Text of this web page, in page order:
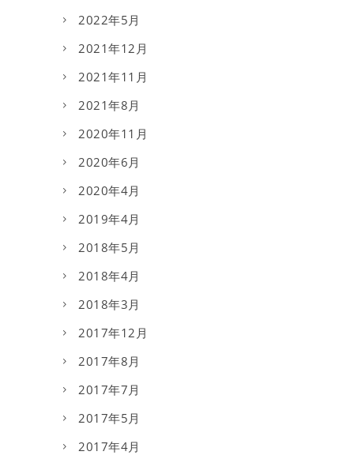
2022年5月
2021年12月
2021年11月
2021年8月
2020年11月
2020年6月
2020年4月
2019年4月
2018年5月
2018年4月
2018年3月
2017年12月
2017年8月
2017年7月
2017年5月
2017年4月